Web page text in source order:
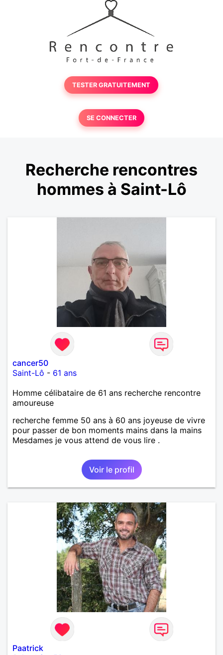
TESTER GRATUITEMENT
SE CONNECTER
Recherche rencontres
hommes à Saint-Lô
cancer50
Saint-Lô - 61 ans
Homme célibataire de 61 ans recherche rencontre
amoureuse
recherche femme 50 ans à 60 ans joyeuse de vivre
pour passer de bon moments mains dans la mains
Mesdames je vous attend de vous lire .
Voir le profil
Paatrick